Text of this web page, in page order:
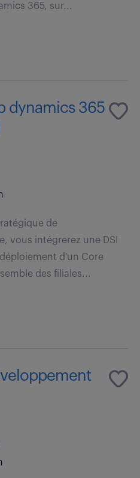
365, sur...
dynamics 365
de
vous intégrerez une DSI
d'un Core
des filiales...